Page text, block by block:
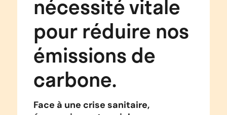
pour réduire nos
émissions de
carbone.
Face à une crise sanitaire,